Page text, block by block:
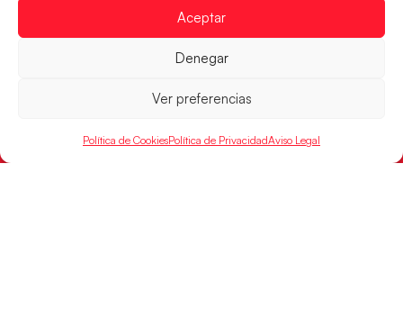
Aceptar
Denegar
Ver preferencias
Política de CookiesPolítica de PrivacidadAviso Legal
RFEBM © 2024. Todos los derechos reservados –
Desarrollado por